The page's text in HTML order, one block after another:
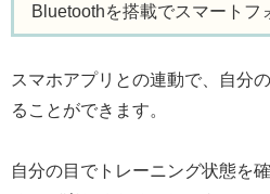
Bluetoothを搭載でスマートフ
スマホアプリとの連動で、自分
ることができます。
自分の目でトレーニング状態を